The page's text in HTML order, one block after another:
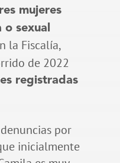
mujeres
sexual
la Fiscalía,
de 2022
registradas
por
inicialmente